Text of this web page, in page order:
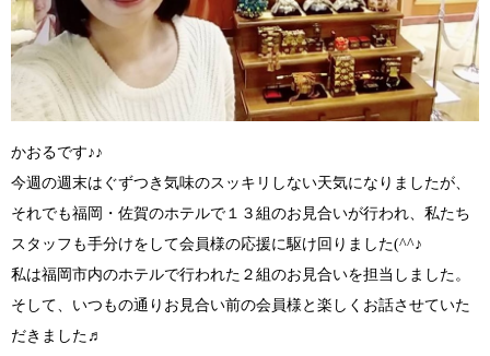
かおるです♪♪
今週の週末はぐずつき気味のスッキリしない天気になりましたが、
それでも福岡・佐賀のホテルで１３組のお見合いが行われ、私たち
スタッフも手分けをして会員様の応援に駆け回りました(^^♪
私は福岡市内のホテルで行われた２組のお見合いを担当しました。
そして、いつもの通りお見合い前の会員様と楽しくお話させていた
だきました ♬